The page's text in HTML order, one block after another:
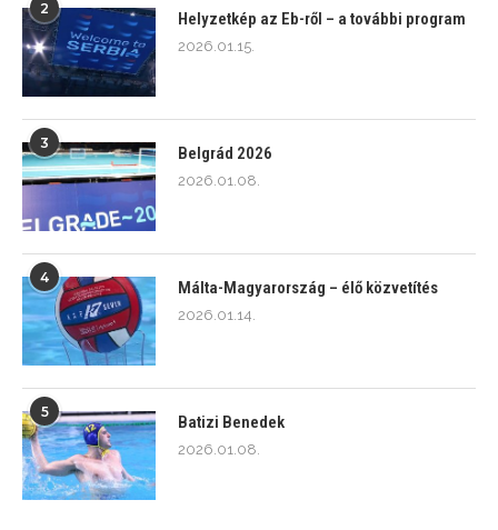
2
Helyzetkép az Eb-ről – a további program
2026.01.15.
3
Belgrád 2026
2026.01.08.
4
Málta-Magyarország – élő közvetítés
2026.01.14.
5
Batizi Benedek
2026.01.08.